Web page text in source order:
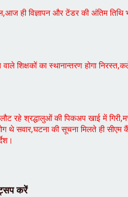
ही विज्ञापन और टेंडर की अंतिम तिथि
शिक्षकों का स्थानान्तरण होगा
रहे श्रद्धालुओं की पिकअप खाई में
सवार,घटना की सूचना मिलते ही सीएम कैंप
करें